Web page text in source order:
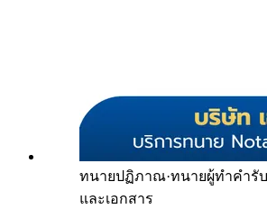
ทนายปฏิภาณ·ทนายผู้ทำคำรั
และเอกสาร